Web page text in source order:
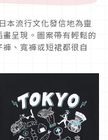
本流行文化發信地為靈
呈現。圖案帶有輕鬆的
、寬褲或短裙都很自